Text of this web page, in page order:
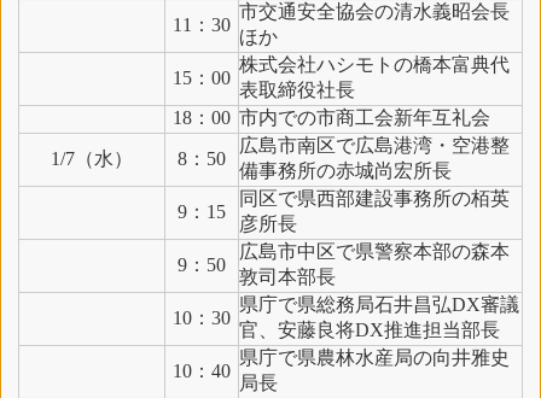
11：30
市交通安全協会の清水義昭会長
ほか
15：00
株式会社ハシモトの橋本富典代
表取締役社長
18：00 市内での市商工会新年互礼会
1/7（水）
8：50
広島市南区で広島港湾・空港整
備事務所の赤城尚宏所長
9：15
同区で県西部建設事務所の栢英
彦所長
9：50
広島市中区で県警察本部の森本
敦司本部長
10：30
県庁で県総務局石井昌弘DX審議
官、安藤良将DX推進担当部長
10：40
県庁で県農林水産局の向井雅史
局長